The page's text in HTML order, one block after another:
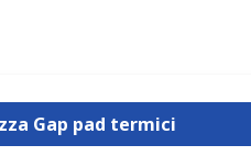
Gap pad termici